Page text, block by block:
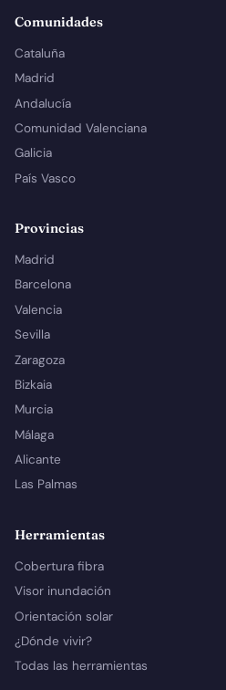
Comunidades
Cataluña
Madrid
Andalucía
Comunidad Valenciana
Galicia
País Vasco
Provincias
Madrid
Barcelona
Valencia
Sevilla
Zaragoza
Bizkaia
Murcia
Málaga
Alicante
Las Palmas
Herramientas
Cobertura fibra
Visor inundación
Orientación solar
¿Dónde vivir?
Todas las herramientas